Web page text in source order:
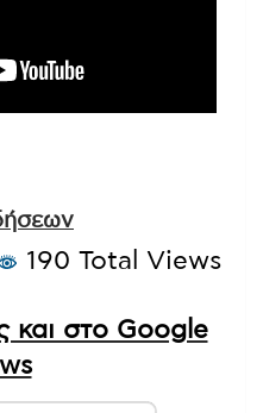
190 Total Views
και στο Google